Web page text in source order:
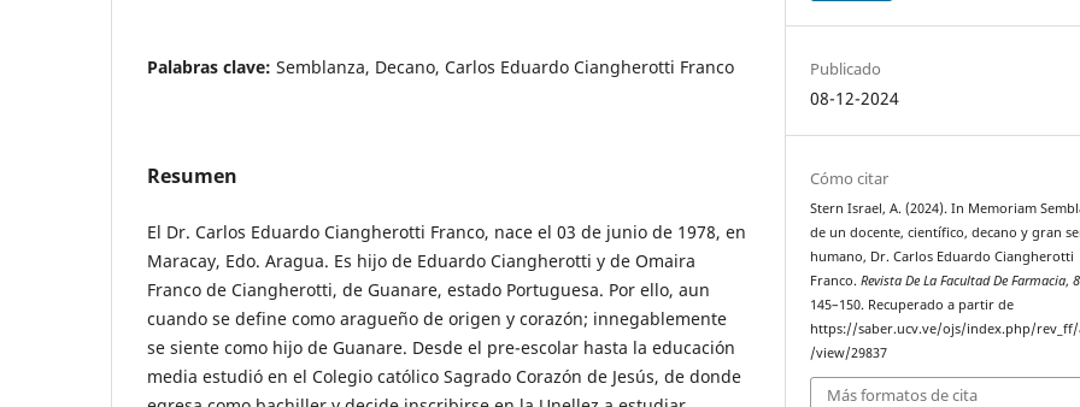
Palabras clave: Semblanza, Decano, Carlos Eduardo Ciangherotti Franco
Resumen
El Dr. Carlos Eduardo Ciangherotti Franco, nace el 03 de junio de 1978, en
Maracay, Edo. Aragua. Es hijo de Eduardo Ciangherotti y de Omaira
Franco de Ciangherotti, de Guanare, estado Portuguesa. Por ello, aun
cuando se define como aragueño de origen y corazón; innegablemente
se siente como hijo de Guanare. Desde el pre-escolar hasta la educación
media estudió en el Colegio católico Sagrado Corazón de Jesús, de donde
Publicado
08-12-2024
Cómo citar
Stern Israel, A. (2024). In Memoriam
de un docente, científico, decano y gran
humano, Dr. Carlos Eduardo Ciangherotti
Franco.Revista De La Facultad De Farmacia,
145–150. Recuperado a partir de
https://saber.ucv.ve/ojs/index.php/
/view/29837
Más formatos de cita